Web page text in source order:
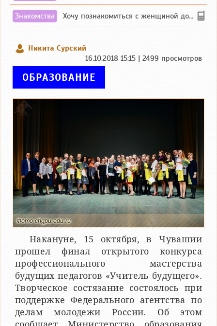
Знакомства Хочу познакомиться с женщиной до 55 лет чувашской или русской национальности дл...
Никита Сурский
16.10.2018 15:15 | 2499 просмотров
ОБРАЗОВАНИЕ
Фото chgpu.edu.ru
Накануне, 15 октября, в Чувашии
прошел финал открытого конкурса
профессионального мастерства
будущих педагогов «Учитель будущего».
Творческое состязание состоялось при
поддержке Федерального агентства по
делам молодежи России. Об этом